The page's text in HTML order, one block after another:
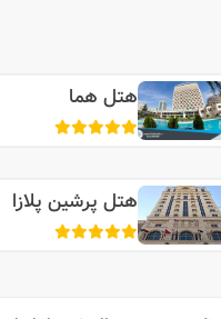
هتل هما
هتل پرشین پلازا